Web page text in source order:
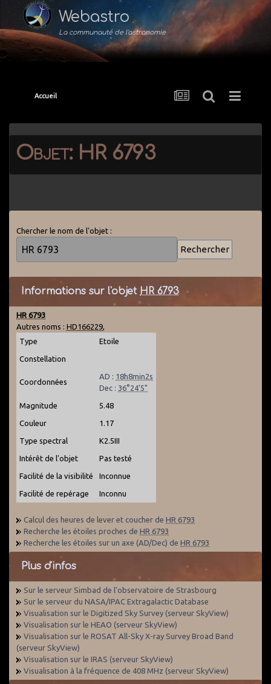
Webastro
La communauté de l'astronomie
Accueil
Objet: HR 6793
Chercher le nom de l'objet :
Informations sur l'objet HR 6793
HR 6793
Autres noms : HD166229,
Type
Etoile
Constellation
Coordonnées
AD : 18h8min2s
Dec : 36°24'5"
Magnitude 5.48
Couleur 1.17
Type spectral K2.5III
Intérêt de l'objet Pas testé
Facilité de la visibilité Inconnue
Facilité de repérage Inconnu
Calcul des heures de lever et coucher de HR 6793
Recherche les étoiles proches de HR 6793
Recherche les étoiles sur un axe (AD/Dec) de HR 6793
Plus d'infos
Sur le serveur Simbad de l'observatoire de Strasbourg
Sur le serveur du NASA/IPAC Extragalactic Database
Visualisation sur le Digitized Sky Survey (serveur SkyView)
Visualisation sur le HEAO (serveur SkyView)
Visualisation sur le ROSAT All-Sky X-ray Survey Broad Band
(serveur SkyView)
Visualisation sur le IRAS (serveur SkyView)
Visualisation à la fréquence de 408 MHz (serveur SkyView)